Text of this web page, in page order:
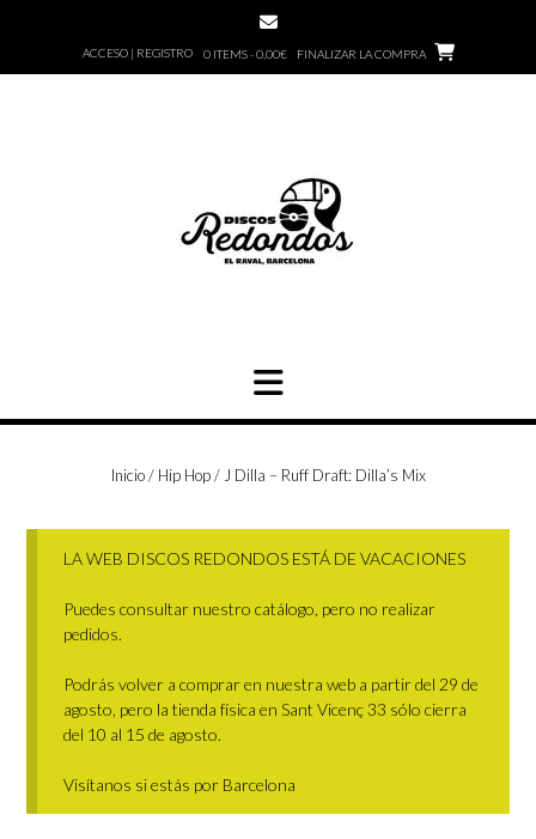
ACCESO | REGISTRO 0 ITEMS - 0,00€ FINALIZAR LA COMPRA
Inicio/ Hip Hop/ J Dilla – Ruff Draft: Dilla’s Mix
LA WEB DISCOS REDONDOS ESTÁ DE VACACIONES
Puedes consultar nuestro catálogo, pero no realizar
pedidos.
Podrás volver a comprar en nuestra web a partir del 29 de
agosto, pero la tienda física en Sant Vicenç 33 sólo cierra
del 10 al 15 de agosto.
Visítanos si estás por Barcelona